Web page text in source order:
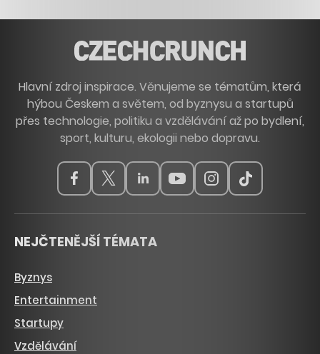
Hlavní zdroj inspirace. Věnujeme se tématům, která
hýbou Českem a světem, od byznysu a startupů
přes technologie, politiku a vzdělávání až po bydlení,
sport, kulturu, ekologii nebo dopravu.
NEJČTENĚJŠÍ TÉMATA
Byznys
Entertainment
Startupy
Vzdělávání